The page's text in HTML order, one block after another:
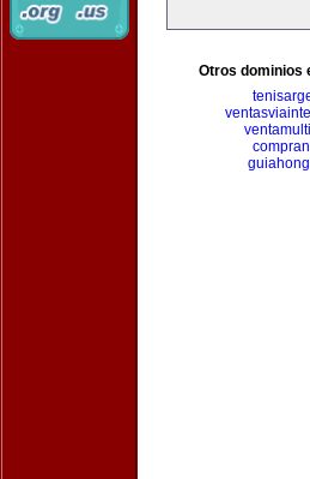
Otros dominios